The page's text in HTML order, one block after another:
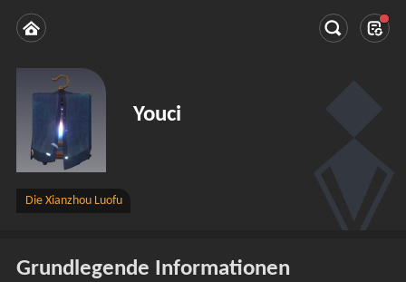
Youci
Die Xianzhou Luofu
Grundlegende Informationen